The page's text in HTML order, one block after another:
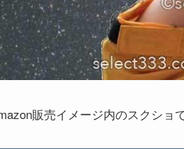
販売イメージ内のスクショで